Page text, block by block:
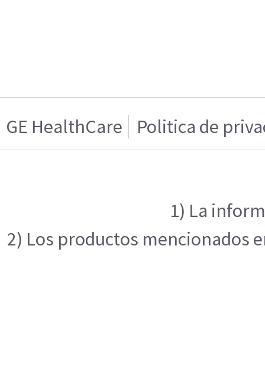
GE HealthCare Politica de
1) La
2) Los productos mencionados